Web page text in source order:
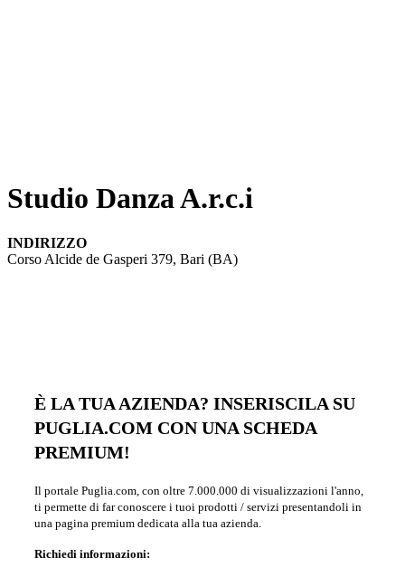
Studio Danza A.r.c.i
INDIRIZZO
Corso Alcide de Gasperi 379, Bari (BA)
È LA TUA AZIENDA? INSERISCILA SU
PUGLIA.COM CON UNA SCHEDA
PREMIUM!
Il portale Puglia.com, con oltre 7.000.000 di visualizzazioni l'anno,
ti permette di far conoscere i tuoi prodotti / servizi presentandoli in
una pagina premium dedicata alla tua azienda.
Richiedi informazioni: